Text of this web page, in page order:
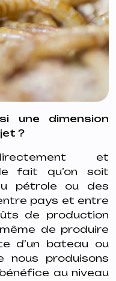
une dimension
?
et
fait qu’on soit
pétrole ou des
pays et entre
de production
de produire
d’un bateau ou
nous produisons
au niveau